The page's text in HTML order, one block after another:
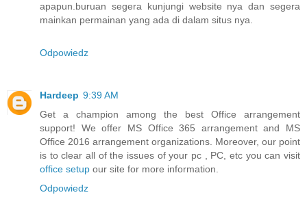
apapun.buruan segera kunjungi website nya dan segera
mainkan permainan yang ada di dalam situs nya.
Odpowiedz
Hardeep 9:39 AM
Get a champion among the best Office arrangement
support! We offer MS Office 365 arrangement and MS
Office 2016 arrangement organizations. Moreover, our point
is to clear all of the issues of your pc , PC, etc you can visit
office setup our site for more information.
Odpowiedz